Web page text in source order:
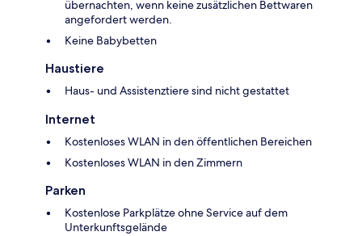
übernachten, wenn keine zusätzlichen Bettwaren
angefordert werden.
Keine Babybetten
Haustiere
Haus- und Assistenztiere sind nicht gestattet
Internet
Kostenloses WLAN in den öffentlichen Bereichen
Kostenloses WLAN in den Zimmern
Parken
Kostenlose Parkplätze ohne Service auf dem
Unterkunftsgelände